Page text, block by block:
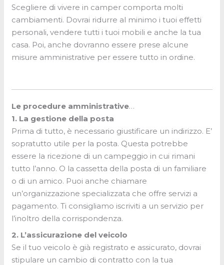
Scegliere di vivere in camper comporta molti
cambiamenti. Dovrai ridurre al minimo i tuoi effetti
personali, vendere tutti i tuoi mobili e anche la tua
casa. Poi, anche dovranno essere prese alcune
misure amministrative per essere tutto in ordine.
Le procedure amministrative…
1. La gestione della posta
Prima di tutto, è necessario giustificare un indirizzo. E’
sopratutto utile per la posta. Questa potrebbe
essere la ricezione di un campeggio in cui rimani
tutto l’anno. O la cassetta della posta di un familiare
o di un amico. Puoi anche chiamare
un’organizzazione specializzata che offre servizi a
pagamento. Ti consigliamo iscriviti a un servizio per
l’inoltro della corrispondenza.
2. L’assicurazione del veicolo
Se il tuo veicolo è già registrato e assicurato, dovrai
stipulare un cambio di contratto con la tua